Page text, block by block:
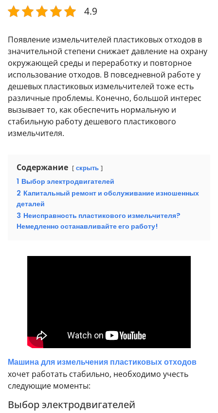
4.9
Появление измельчителей пластиковых отходов в
значительной степени снижает давление на охрану
окружающей среды и переработку и повторное
использование отходов. В повседневной работе у
дешевых пластиковых измельчителей тоже есть
различные проблемы. Конечно, большой интерес
вызывает то, как обеспечить нормальную и
стабильную работу дешевого пластикового
измельчителя.
Содержание скрыть
1 Выбор электродвигателей
2 Капитальный ремонт и обслуживание изношенных
деталей
3 Неисправность пластикового измельчителя?
Немедленно останавливайте его работу!
Машина для измельчения пластиковых отходов
хочет работать стабильно, необходимо учесть
следующие моменты:
Выбор электродвигателей